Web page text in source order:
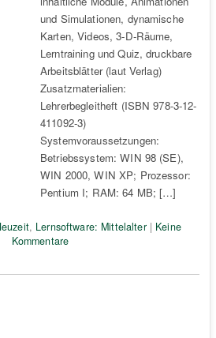
und Simulationen, dynamische
Karten, Videos, 3-D-Räume,
Lerntraining und Quiz, druckbare
Arbeitsblätter (laut Verlag)
Zusatzmaterialien:
Lehrerbegleitheft (ISBN 978-3-12-
411092-3)
Systemvoraussetzungen:
Betriebssystem: WIN 98 (SE),
WIN 2000, WIN XP; Prozessor:
Pentium I; RAM: 64 MB; […]
, Lernsoftware: Mittelalter| Keine
Kommentare